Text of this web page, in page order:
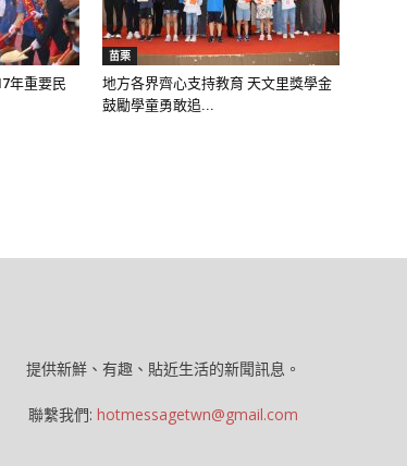
年重要民
苗栗
地方各界齊心支持教育 天文里獎學金
鼓勵學童勇敢追...
提供新鮮、有趣、貼近生活的新聞訊息。
聯繫我們: hotmessagetwn@gmail.com